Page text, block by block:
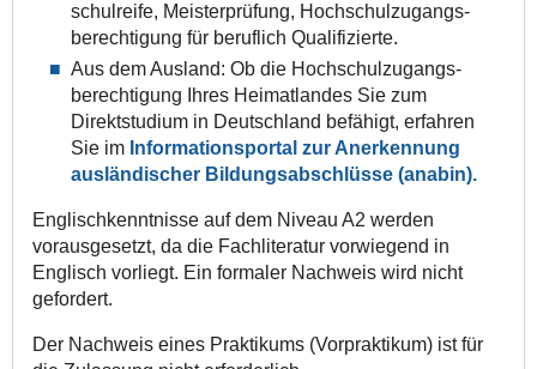
schul­reife, Meister­prüfung, Hochschul­zugangs­
berechtigung für beruflich Qualifizierte.
Aus dem Ausland: Ob die Hochschul­zugangs­
berechtigung Ihres Heimatlandes Sie zum
Direktstudium in Deutschland befähigt, erfahren
Sie im Informations­portal zur Anerkennung
ausländischer Bildungs­abschlüsse (anabin).
Englischkenntnisse auf dem Niveau A2 werden
vorausgesetzt, da die Fachliteratur vorwiegend in
Englisch vorliegt. Ein formaler Nachweis wird nicht
gefordert.
Der Nachweis eines Praktikums (Vorpraktikum) ist für